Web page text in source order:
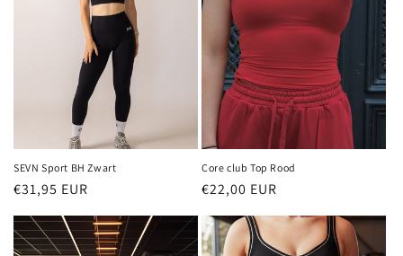
SEVN Sport BH Zwart
Normale
prijs
€31,95 EUR
Core club Top Rood
Normale
prijs
€22,00 EUR